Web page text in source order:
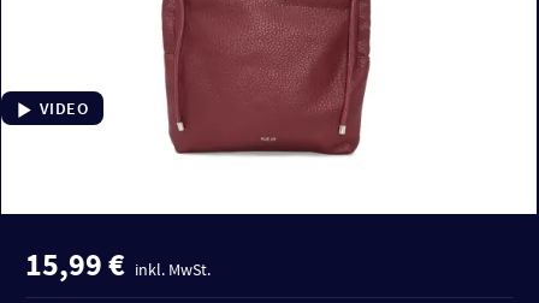
VIDEO
15,99 € inkl. MwSt.